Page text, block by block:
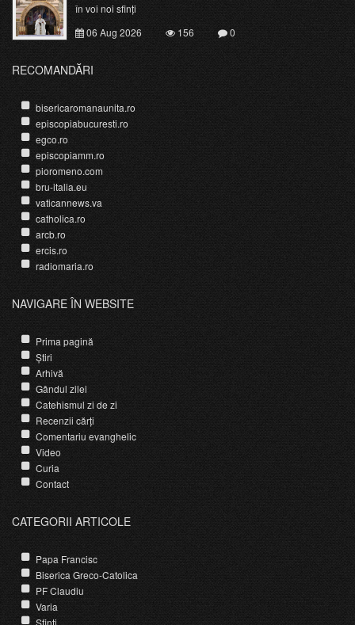
în voi noi sfinți
06 Aug 2026
156 0
RECOMANDĂRI
bisericaromanaunita.ro
episcopiabucuresti.ro
egco.ro
episcopiamm.ro
pioromeno.com
bru-italia.eu
vaticannews.va
catholica.ro
arcb.ro
ercis.ro
radiomaria.ro
NAVIGARE ÎN WEBSITE
Prima pagină
Știri
Arhivă
Gândul zilei
Catehismul zi de zi
Recenzii cărți
Comentariu evanghelic
Video
Curia
Contact
CATEGORII ARTICOLE
Papa Francisc
Biserica Greco-Catolica
PF Claudiu
Varia
Sfinti